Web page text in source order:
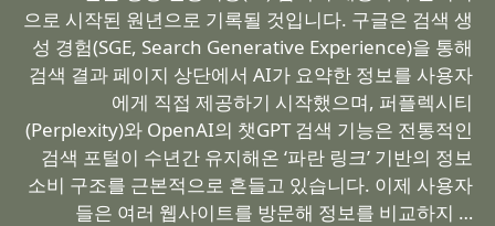
으로 시작된 원년으로 기록될 것입니다. 구글은 검색 생
성 경험(SGE, Search Generative Experience)을 통해
검색 결과 페이지 상단에서 AI가 요약한 정보를 사용자
에게 직접 제공하기 시작했으며, 퍼플렉시티
(Perplexity)와 OpenAI의 챗GPT 검색 기능은 전통적인
검색 포털이 수년간 유지해온 ‘파란 링크’ 기반의 정보
소비 구조를 근본적으로 흔들고 있습니다. 이제 사용자
들은 여러 웹사이트를 방문해 정보를 비교하지 …